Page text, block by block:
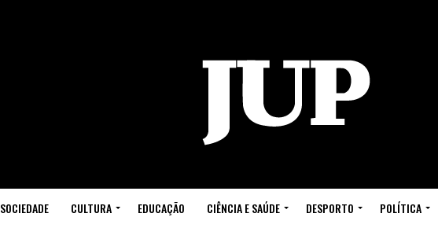
SOCIEDADE CULTURA EDUCAÇÃO CIÊNCIA E SAÚDE DESPORTO POLÍTICA